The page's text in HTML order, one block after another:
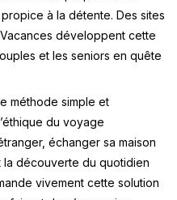
à la détente. Des sites
développent cette
et les seniors en quête
méthode simple et
du voyage
échanger sa maison
la découverte du quotidien
vivement cette solution